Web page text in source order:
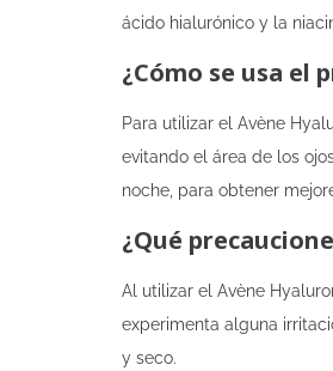
ácido hialurónico y la
¿Cómo se usa el
Para utilizar el Avène
evitando el área de los
noche, para obtener
¿Qué
Al utilizar el Avène
experimenta alguna
y seco.